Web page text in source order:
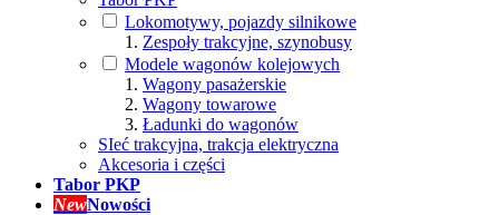
Lokomotywy, pojazdy silnikowe
Zespoły trakcyjne, szynobusy
Modele wagonów kolejowych
Wagony pasażerskie
Wagony towarowe
Ładunki do wagonów
SIeć trakcyjna, trakcja elektryczna
Akcesoria i części
Tabor PKP
NewNowości